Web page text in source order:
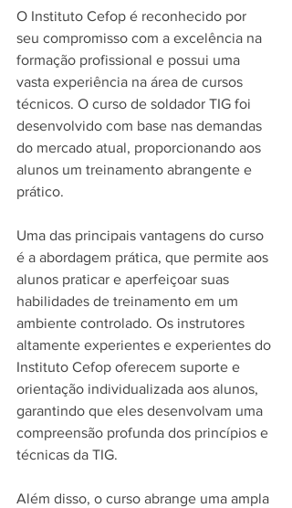
O Instituto Cefop é reconhecido por
seu compromisso com a excelência na
formação profissional e possui uma
vasta experiência na área de cursos
técnicos. O curso de soldador TIG foi
desenvolvido com base nas demandas
do mercado atual, proporcionando aos
alunos um treinamento abrangente e
prático.
Uma das principais vantagens do curso
é a abordagem prática, que permite aos
alunos praticar e aperfeiçoar suas
habilidades de treinamento em um
ambiente controlado. Os instrutores
altamente experientes e experientes do
Instituto Cefop oferecem suporte e
orientação individualizada aos alunos,
garantindo que eles desenvolvam uma
compreensão profunda dos princípios e
técnicas da TIG.
Além disso, o curso abrange uma ampla